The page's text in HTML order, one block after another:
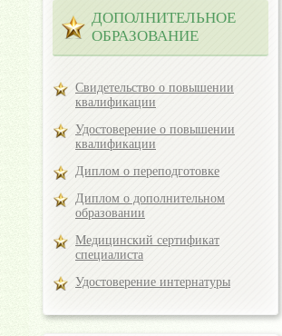
ДОПОЛНИТЕЛЬНОЕ
ОБРАЗОВАНИЕ
Свидетельство о повышении
квалификации
Удостоверение о повышении
квалификации
Диплом о переподготовке
Диплом о дополнительном
образовании
Медицинский сертификат
специалиста
Удостоверение интернатуры